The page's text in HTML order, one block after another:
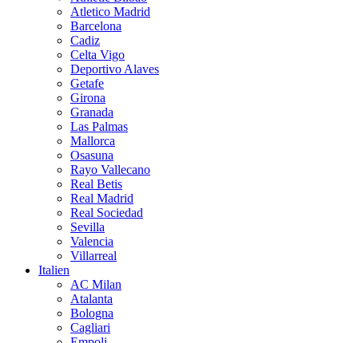
Atletico Madrid
Barcelona
Cadiz
Celta Vigo
Deportivo Alaves
Getafe
Girona
Granada
Las Palmas
Mallorca
Osasuna
Rayo Vallecano
Real Betis
Real Madrid
Real Sociedad
Sevilla
Valencia
Villarreal
Italien
AC Milan
Atalanta
Bologna
Cagliari